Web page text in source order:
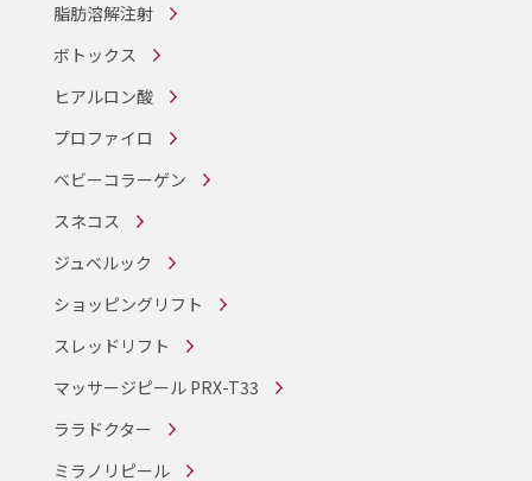
脂肪溶解注射
ボトックス
ヒアルロン酸
プロファイロ
ベビーコラーゲン
スネコス
ジュベルック
ショッピングリフト
スレッドリフト
マッサージピール PRX-T33
ララドクター
ミラノリピール